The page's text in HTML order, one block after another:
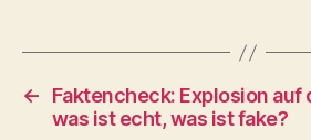
←
Faktencheck: Explosion auf
was ist echt, was ist fake?